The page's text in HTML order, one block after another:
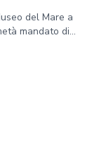
del Mare a
mandato di...